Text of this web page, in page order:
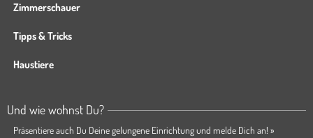
Zimmerschauer
Tipps & Tricks
Haustiere
Und wie wohnst Du?
Präsentiere auch Du Deine gelungene Einrichtung und melde Dich an! »